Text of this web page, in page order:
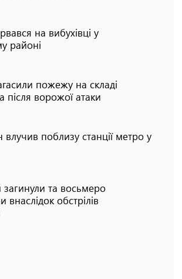
на вибухівці у
районі
пожежу на складі
після ворожої атаки
влучив поблизу станції метро у
та восьмеро
внаслідок обстрілів